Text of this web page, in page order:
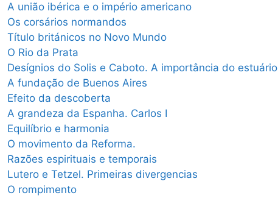
A união ibérica e o império americano
Os corsários normandos
Título británicos no Novo Mundo
O Rio da Prata
Desígnios do Solis e Caboto. A importância do estuário
A fundação de Buenos Aires
Efeito da descoberta
A grandeza da Espanha. Carlos I
Equilíbrio e harmonia
O movimento da Reforma.
Razões espirituais e temporais
Lutero e Tetzel. Primeiras divergencias
O rompimento